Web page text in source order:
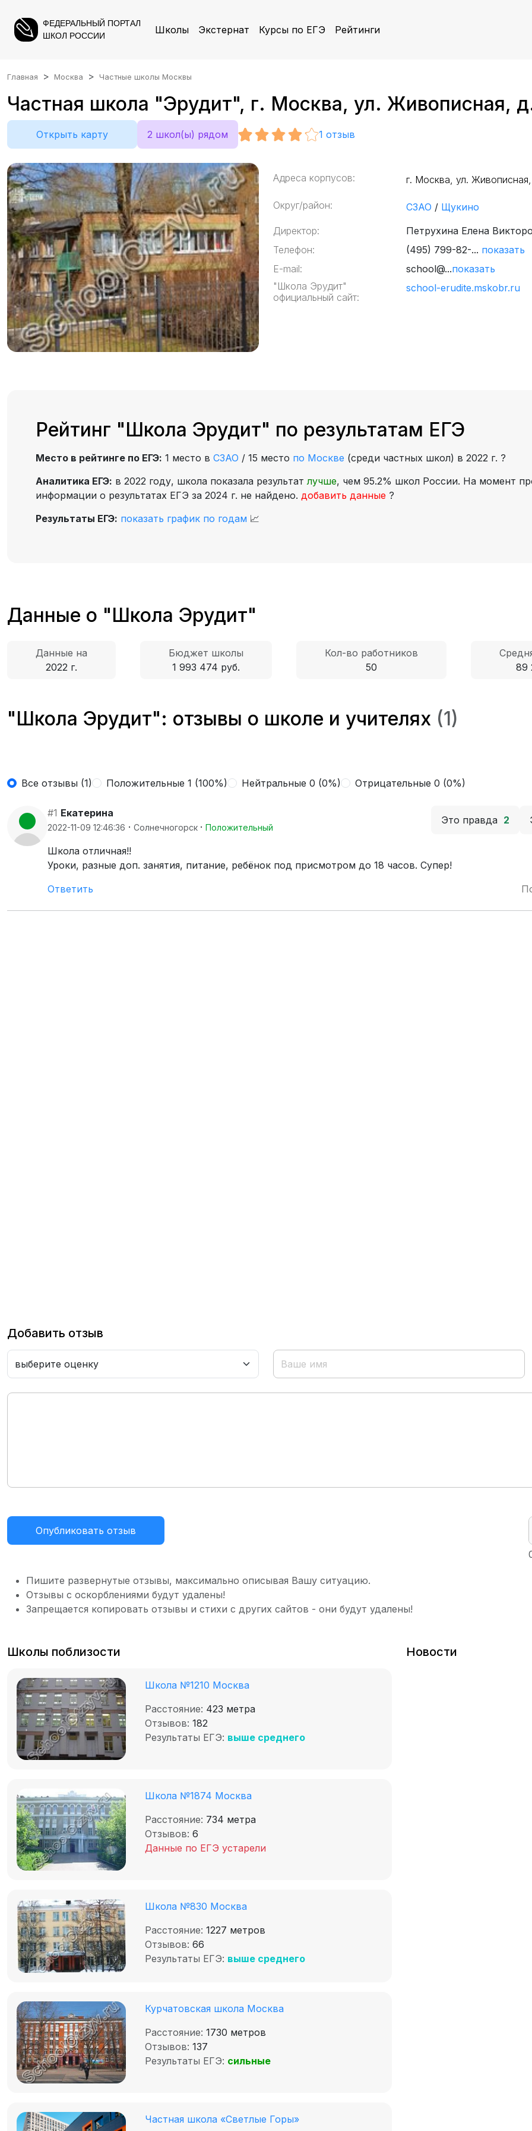
ФЕДЕРАЛЬНЫЙ ПОРТАЛ
ШКОЛ РОССИИ
Школы Экстернат Курсы по ЕГЭ Рейтинги
Главная Москва Частные школы Москвы
Частная школа "Эрудит", г. Москва, ул. Живописная,
Открыть карту 2 школ(ы) рядом 1 отзыв
Адреса корпусов: г. Москва, ул.
Округ/район: СЗАО / Щукино
Директор:
Петрухина Елена
Телефон:
(495) 799-82-... показать
E-mail:
school@...показать
"Школа Эрудит"
официальный сайт:
school-erudite.mskobr.ru
Рейтинг "Школа Эрудит" по результатам ЕГЭ
Место в рейтинге по ЕГЭ: 1 место в СЗАО / 15 место по Москве (среди частных школ) в 2022 г. ?
Аналитика ЕГЭ: в 2022 году, школа показала результатлучше, чем 95.2% школ России. На момент
информации о результатах ЕГЭ за 2024 г. не найдено. добавить данные ?
Результаты ЕГЭ: показать график по годам 📈
Данные о "Школа Эрудит"
Данные на
2022 г.
Бюджет школы
1 993 474 руб.
Кол-во работников
50
89
"Школа Эрудит": отзывы о школе и учителях (1)
Все отзывы (1) Положительные 1 (100%) Нейтральные 0 (0%) Отрицательные 0 (0%)
#1 Екатерина
2022-11-09 12:46:36 · Солнечногорск · Положительный
Это правда 2
Школа отличная!!
Уроки, разные доп. занятия, питание, ребёнок под присмотром до 18 часов. Супер!
Ответить
Добавить отзыв
Опубликовать отзыв
Пишите развернутые отзывы, максимально описывая Вашу ситуацию.
Отзывы с оскорблениями будут удалены!
Запрещается копировать отзывы и стихи с других сайтов - они будут удалены!
Школы поблизости
Школа №1210 Москва
Расстояние: 423 метра
Отзывов: 182
Результаты ЕГЭ: выше среднего
Школа №1874 Москва
Расстояние: 734 метра
Отзывов: 6
Данные по ЕГЭ устарели
Школа №830 Москва
Расстояние: 1227 метров
Отзывов: 66
Результаты ЕГЭ: выше среднего
Курчатовская школа Москва
Расстояние: 1730 метров
Отзывов: 137
Результаты ЕГЭ: сильные
Частная школа «Светлые Горы»
Новости